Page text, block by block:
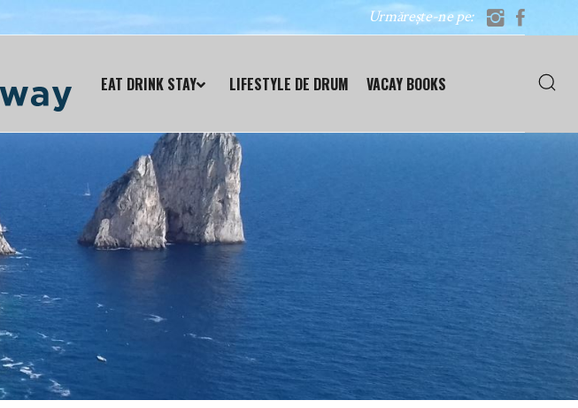
Urmărește-ne pe:
EAT DRINK STAY LIFESTYLE DE DRUM VACAY BOOKS